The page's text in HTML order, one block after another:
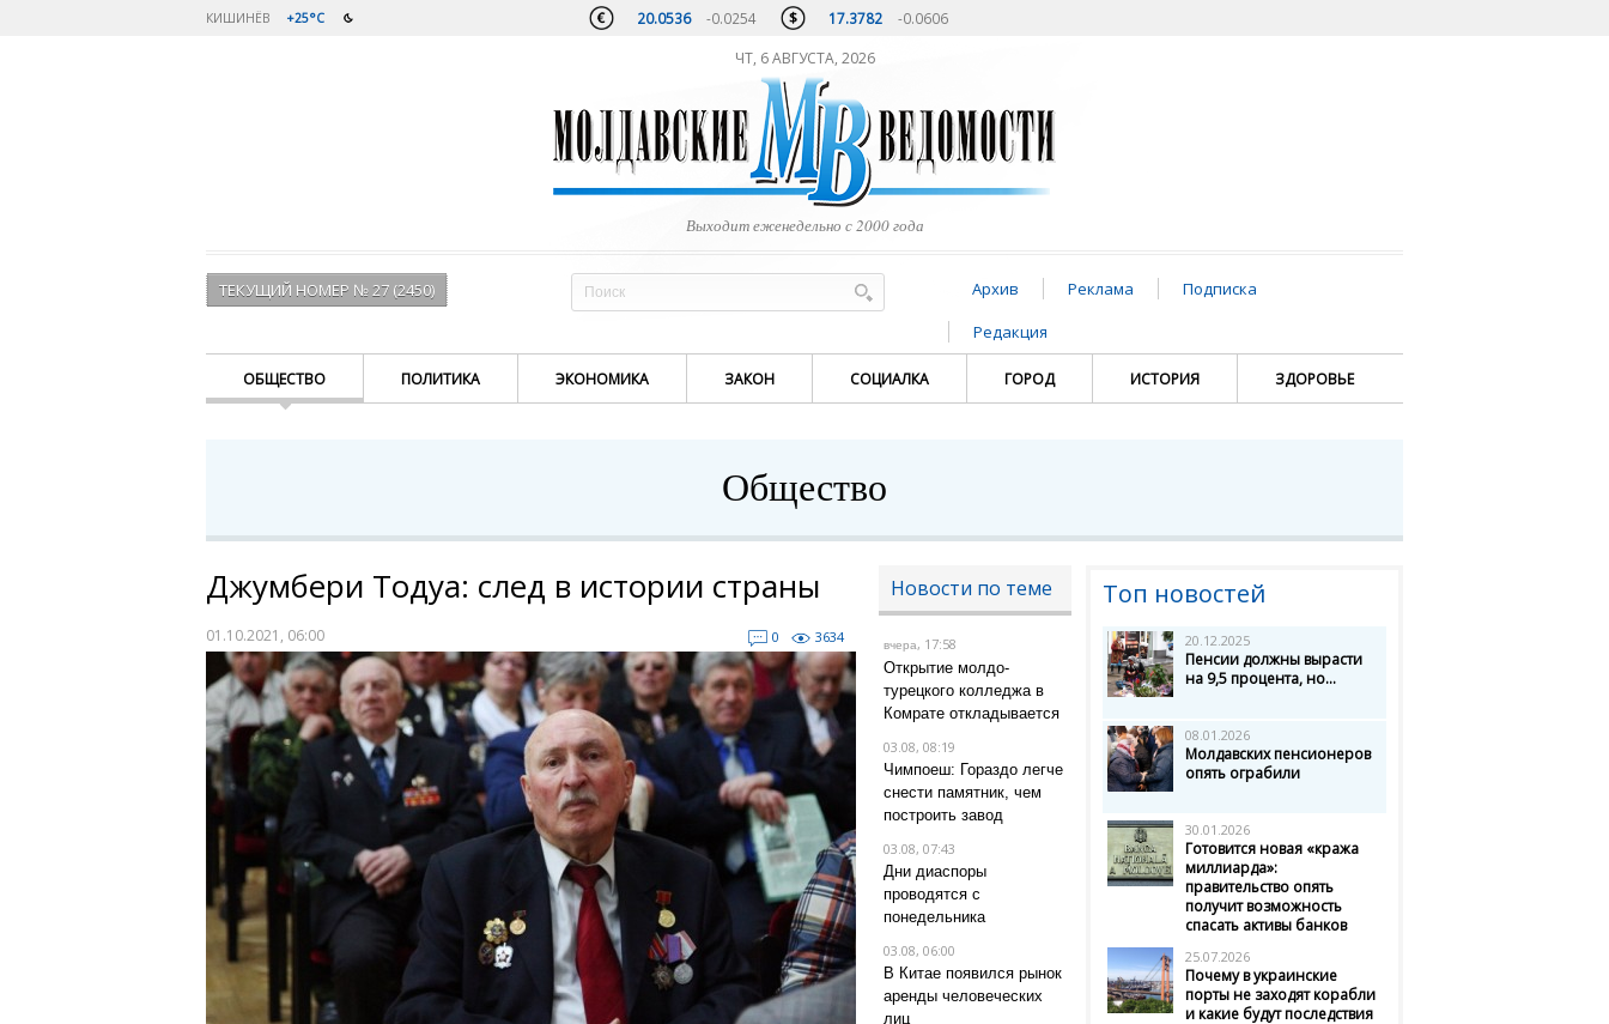
КИШИНЁВ +25°C 20.0536 -0.0254 17.3782 -0.0606
ЧТ, 6 АВГУСТА, 2026
Выходит еженедельно с 2000 года
ТЕКУЩИЙ НОМЕР № 27 (2450) Архив Реклама
Подписка
Редакция
ОБЩЕСТВО ПОЛИТИКА ЭКОНОМИКА ЗАКОН СОЦИАЛКА ГОРОД ИСТОРИЯ ЗДОРОВЬЕ
Общество
Джумбери Тодуа: след в истории страны
01.10.2021, 06:00 0 3634
Новости по теме
вчера, 17:58
Открытие молдо-
турецкого колледжа в
Комрате откладывается
03.08, 08:19
Чимпоеш: Гораздо легче
снести памятник, чем
построить завод
03.08, 07:43
Дни диаспоры
проводятся с
понедельника
03.08, 06:00
В Китае появился рынок
аренды человеческих
лиц
Топ новостей
20.12.2025
Пенсии должны вырасти
на 9,5 процента, но...
08.01.2026
Молдавских пенсионеров
опять ограбили
30.01.2026
Готовится новая «кража
миллиарда»:
правительство опять
получит возможность
спасать активы банков
25.07.2026
Почему в украинские
порты не заходят корабли
и какие будут последствия